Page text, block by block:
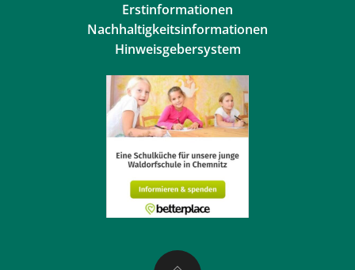
Erstinformationen
Nachhaltigkeitsinformationen
Hinweisgebersystem